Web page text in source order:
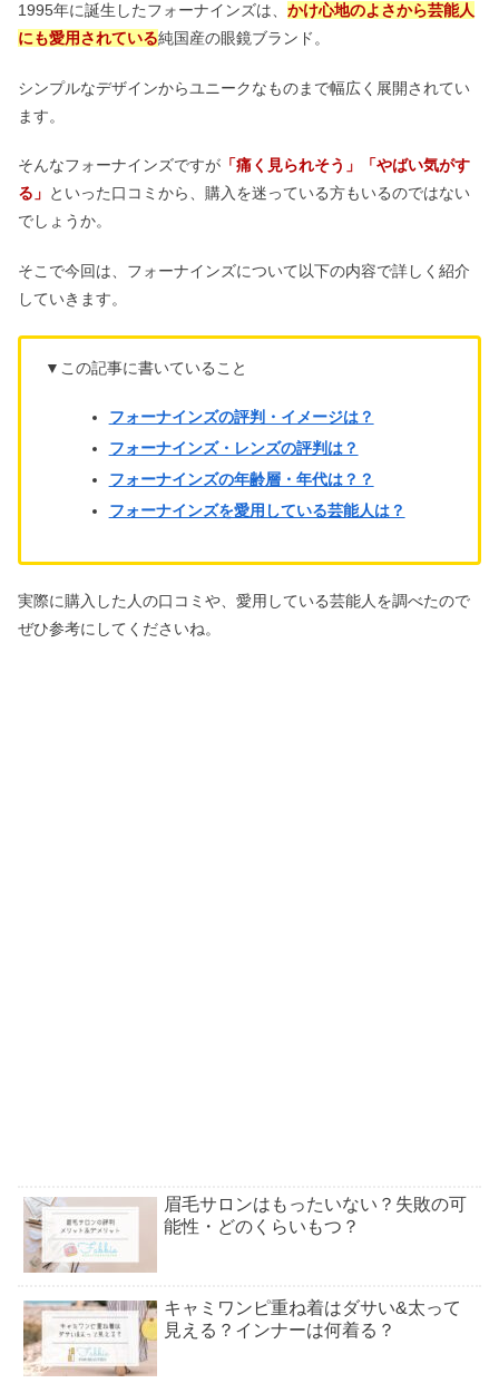
1995年に誕生したフォーナインズは、 かけ心地のよさから芸能人
にも愛用されている純国産の眼鏡ブランド。
シンプルなデザインからユニークなものまで幅広く展開されてい
ます。
そんなフォーナインズですが 「痛く見られそう」「やばい気がす
る」 といった口コミから、購入を迷っている方もいるのではない
でしょうか。
そこで今回は、フォーナインズについて以下の内容で詳しく紹介
していきます。
▼この記事に書いていること
フォーナインズの評判・イメージは？
フォーナインズ・レンズの評判は？
フォーナインズの年齢層・年代は？？
フォーナインズを愛用している芸能人は？
実際に購入した人の口コミや、愛用している芸能人を調べたので
ぜひ参考にしてくださいね。
眉毛サロンはもったいない？失敗の可
能性・どのくらいもつ？
キャミワンピ重ね着はダサい&太って
見える？インナーは何着る？